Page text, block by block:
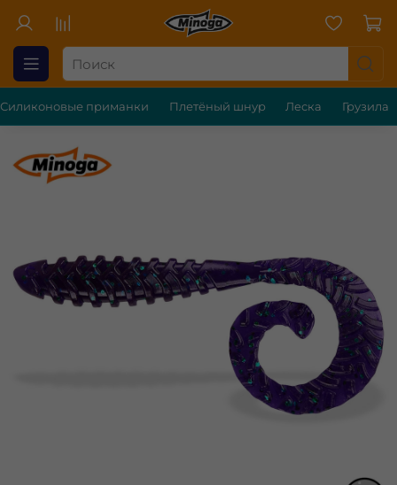
Силиконовые приманки Плетёный шнур Леска Грузила